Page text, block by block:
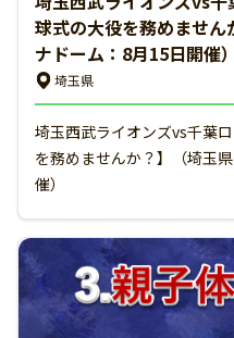
球式の大役を務めませ
ナドーム：8月15日開催）
埼玉県
埼玉西武ライオンズvs千葉
を務めませんか？】（埼玉
催）